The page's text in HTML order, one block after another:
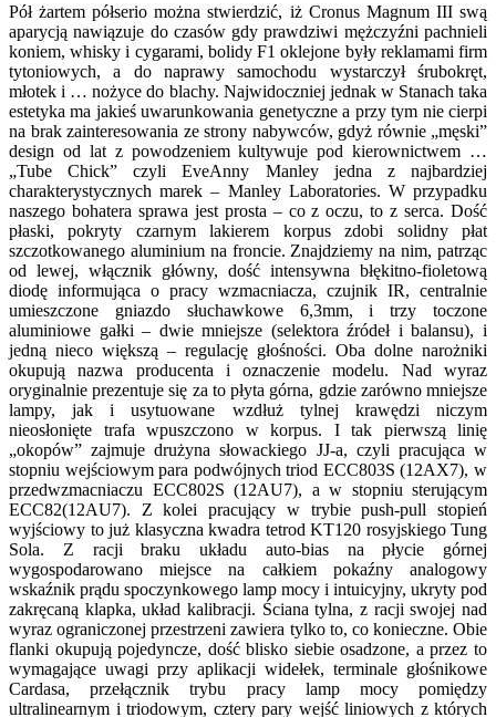
Pół żartem półserio można stwierdzić, iż Cronus Magnum III swą
aparycją nawiązuje do czasów gdy prawdziwi mężczyźni pachnieli
koniem, whisky i cygarami, bolidy F1 oklejone były reklamami firm
tytoniowych, a do naprawy samochodu wystarczył śrubokręt,
młotek i … nożyce do blachy. Najwidoczniej jednak w Stanach taka
estetyka ma jakieś uwarunkowania genetyczne a przy tym nie cierpi
na brak zainteresowania ze strony nabywców, gdyż równie „męski”
design od lat z powodzeniem kultywuje pod kierownictwem …
„Tube Chick” czyli EveAnny Manley jedna z najbardziej
charakterystycznych marek – Manley Laboratories. W przypadku
naszego bohatera sprawa jest prosta – co z oczu, to z serca. Dość
płaski, pokryty czarnym lakierem korpus zdobi solidny płat
szczotkowanego aluminium na froncie. Znajdziemy na nim, patrząc
od lewej, włącznik główny, dość intensywna błękitno-fioletową
diodę informująca o pracy wzmacniacza, czujnik IR, centralnie
umieszczone gniazdo słuchawkowe 6,3mm, i trzy toczone
aluminiowe gałki – dwie mniejsze (selektora źródeł i balansu), i
jedną nieco większą – regulację głośności. Oba dolne narożniki
okupują nazwa producenta i oznaczenie modelu. Nad wyraz
oryginalnie prezentuje się za to płyta górna, gdzie zarówno mniejsze
lampy, jak i usytuowane wzdłuż tylnej krawędzi niczym
nieosłonięte trafa wpuszczono w korpus. I tak pierwszą linię
„okopów” zajmuje drużyna słowackiego JJ-a, czyli pracująca w
stopniu wejściowym para podwójnych triod ECC803S (12AX7), w
przedwzmacniaczu ECC802S (12AU7), a w stopniu sterującym
ECC82(12AU7). Z kolei pracujący w trybie push-pull stopień
wyjściowy to już klasyczna kwadra tetrod KT120 rosyjskiego Tung
Sola. Z racji braku układu auto-bias na płycie górnej
wygospodarowano miejsce na całkiem pokaźny analogowy
wskaźnik prądu spoczynkowego lamp mocy i intuicyjny, ukryty pod
zakręcaną klapka, układ kalibracji. Ściana tylna, z racji swojej nad
wyraz ograniczonej przestrzeni zawiera tylko to, co konieczne. Obie
flanki okupują pojedyncze, dość blisko siebie osadzone, a przez to
wymagające uwagi przy aplikacji widełek, terminale głośnikowe
Cardasa, przełącznik trybu pracy lamp mocy pomiędzy
ultralinearnym i triodowym, cztery pary wejść liniowych z których